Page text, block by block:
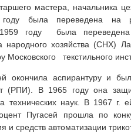
мастера, начальника
была переведена на
году была переведена
хозяйства (СНХ)
Московского
окончила аспирантуру и
(РПИ). В 1965 году она
технических наук. В 1967 г.
Пугасей прошла по
и средств автоматизации